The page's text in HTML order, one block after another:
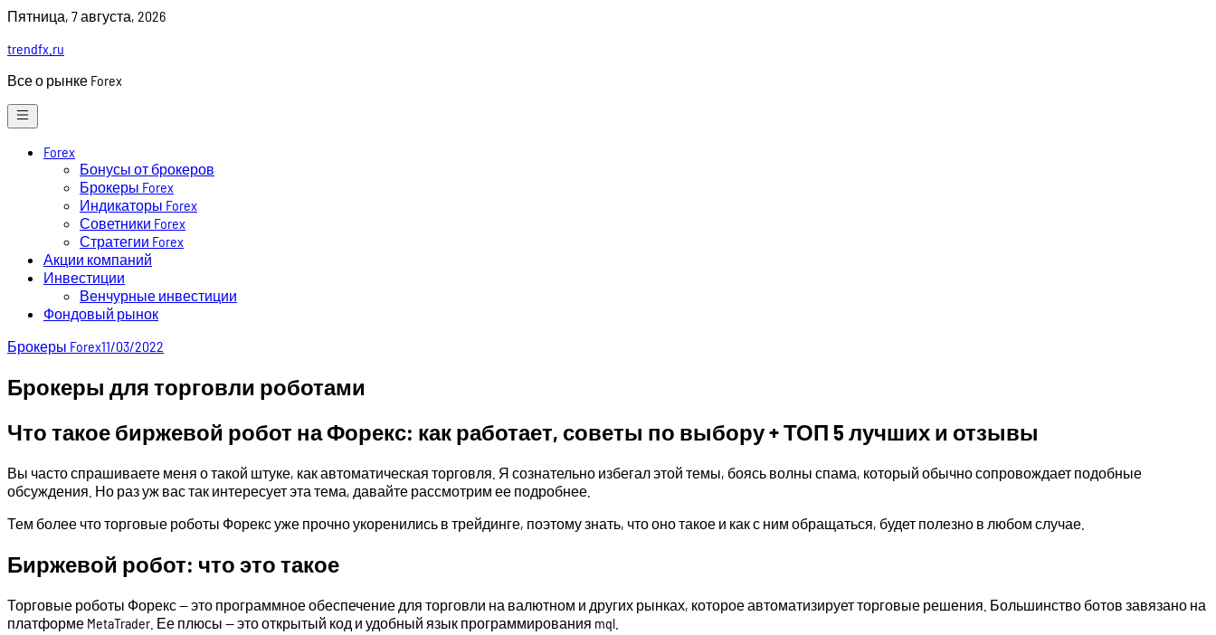
Skip
content
Пятница, 7 августа, 2026
trendfx.ru
Все о рынке Forex
Forex
Бонусы от брокеров
Брокеры Forex
Индикаторы Forex
Советники Forex
Стратегии Forex
Акции компаний
Инвестиции
Венчурные инвестиции
Фондовый рынок
Брокеры Forex11/03/2022
Брокеры для торговли роботами
Что такое биржевой робот на Форекс: как работает, советы по выбору + ТОП 5 лучших и отзывы
Вы часто спрашиваете меня о такой штуке, как автоматическая торговля. Я сознательно избегал этой темы, боясь волны спама, который обычно сопровождает подобные
обсуждения. Но раз уж вас так интересует эта тема, давайте рассмотрим ее подробнее.
Тем более что торговые роботы Форекс уже прочно укоренились в трейдинге, поэтому знать, что оно такое и как с ним обращаться, будет полезно в любом случае.
Биржевой робот: что это такое
Торговые роботы Форекс — это программное обеспечение для торговли на валютном и других рынках, которое автоматизирует торговые решения. Большинство ботов завязано на
платформе MetaTrader. Ее плюсы — это открытый код и удобный язык программирования mql.